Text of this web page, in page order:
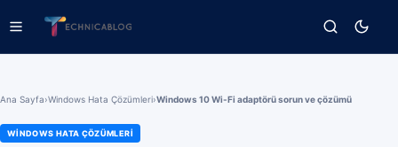
Ana Sayfa›Windows Hata Çözümleri›Windows 10 Wi-Fi adaptörü sorun ve çözümü
WINDOWS HATA ÇÖZÜMLERI